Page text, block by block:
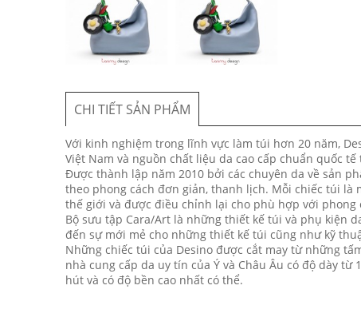
CHI TIẾT SẢN PHẨM
Với kinh nghiệm trong lĩnh vực làm túi hơn 20 năm,
Việt Nam và nguồn chất liệu da cao cấp chuẩn quốc tế
Được thành lập năm 2010 bởi các chuyên da về sản
theo phong cách đơn giản, thanh lịch. Mỗi chiếc túi
thế giới và được điều chỉnh lại cho phù hợp với phong
Bộ sưu tập Cara/Art là những thiết kế túi và phụ kiện
đến sự mới mẻ cho những thiết kế túi cũng như kỹ
Những chiếc túi của Desino được cắt may từ những
nhà cung cấp da uy tín của Ý và Châu Âu có độ dày
hút và có độ bền cao nhất có thể.